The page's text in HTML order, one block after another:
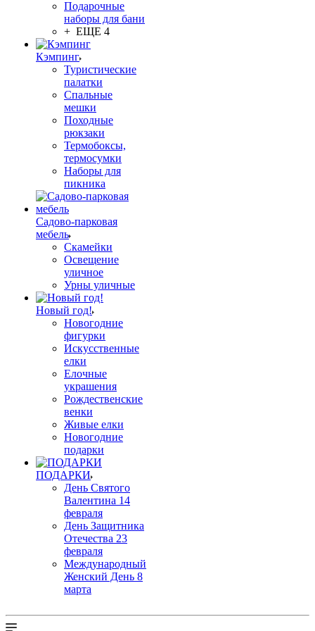
Подарочные
наборы для бани
+ ЕЩЕ 4
Кэмпинг
Туристические
палатки
Спальные
мешки
Походные
рюкзаки
Термобоксы,
термосумки
Наборы для
пикника
Садово-парковая
мебель
Скамейки
Освещение
уличное
Урны уличные
Новый год!
Новогодние
фигурки
Искусственные
елки
Елочные
украшения
Рождественские
венки
Живые елки
Новогодние
подарки
ПОДАРКИ
День Святого
Валентина 14
февраля
День Защитника
Отечества 23
февраля
Международный
Женский День 8
марта